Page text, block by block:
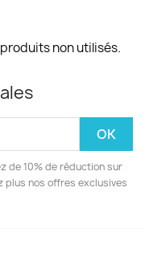
non utilisés.
de 10% de réduction sur
plus nos offres exclusives